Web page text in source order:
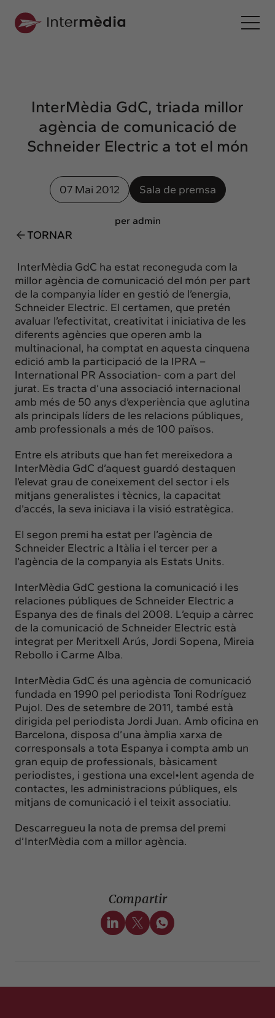
Interconnexió
Els nostres serveis
Projectes
Intermèdia
Interrelació
Insights
Actualitat
Intercanvi
Contacte
info@intermedia.cat +34 934 157 662
InterMèdia GdC, triada millor
agència de comunicació de
Schneider Electric a tot el món
07 Mai 2012 Sala de premsa
per admin
TORNAR
InterMèdia GdC ha estat reconeguda com la
millor agència de comunicació del món per part
de la companyia líder en gestió de l’energia,
Schneider Electric. El certamen, que pretén
avaluar l’efectivitat, creativitat i iniciativa de les
diferents agències que operen amb la
multinacional, ha comptat en aquesta cinquena
edició amb la participació de la IPRA –
International PR Association- com a part del
jurat. Es tracta d’una associació internacional
amb més de 50 anys d’experiència que aglutina
als principals líders de les relacions públiques,
amb professionals a més de 100 països.
Entre els atributs que han fet mereixedora a
InterMèdia GdC d’aquest guardó destaquen
l’elevat grau de coneixement del sector i els
mitjans generalistes i tècnics, la capacitat
d’accés, la seva iniciava i la visió estratègica.
El segon premi ha estat per l’agència de
Schneider Electric a Itàlia i el tercer per a
l’agència de la companyia als Estats Units.
InterMèdia GdC gestiona la comunicació i les
relaciones públiques de Schneider Electric a
Espanya des de finals del 2008. L’equip a càrrec
de la comunicació de Schneider Electric està
integrat per Meritxell Arús, Jordi Sopena, Mireia
Rebollo i Carme Alba.
InterMèdia GdC és una agència de comunicació
fundada en 1990 pel periodista Toni Rodríguez
Pujol. Des de setembre de 2011, també està
dirigida pel periodista Jordi Juan. Amb oficina en
Barcelona, disposa d’una àmplia xarxa de
corresponsals a tota Espanya i compta amb un
gran equip de professionals, bàsicament
periodistes, i gestiona una excel•lent agenda de
contactes, les administracions públiques, els
mitjans de comunicació i el teixit associatiu.
Descarregueu la nota de premsa del premi
d’InterMèdia com a millor agència.
Compartir